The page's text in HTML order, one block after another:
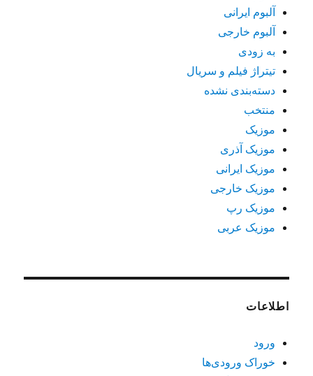
آلبوم ایرانی
آلبوم خارجی
به زودی
تیتراژ فیلم و سریال
دسته‌بندی نشده
منتخب
موزیک
موزیک آذری
موزیک ایرانی
موزیک خارجی
موزیک رپ
موزیک عربی
اطلاعات
ورود
خوراک ورودی‌ها